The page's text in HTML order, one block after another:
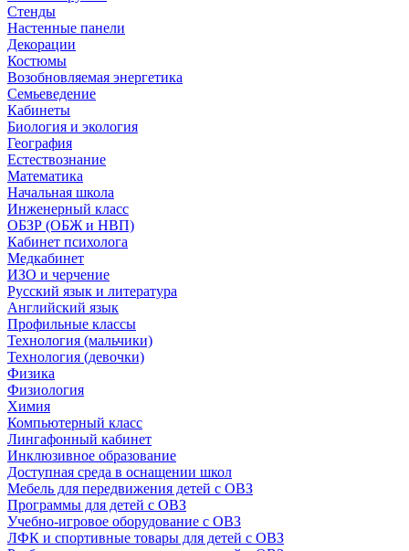
Стенды
Настенные панели
Декорации
Костюмы
Возобновляемая энергетика
Семьеведение
Кабинеты
Биология и экология
География
Естествознание
Математика
Начальная школа
Инженерный класс
ОБЗР (ОБЖ и НВП)
Кабинет психолога
Медкабинет
ИЗО и черчение
Русский язык и литература
Английский язык
Профильные классы
Технология (мальчики)
Технология (девочки)
Физика
Физиология
Химия
Компьютерный класс
Лингафонный кабинет
Инклюзивное образование
Доступная среда в оснащении школ
Мебель для передвижения детей с ОВЗ
Программы для детей с ОВЗ
Учебно-игровое оборудование с ОВЗ
ЛФК и спортивные товары для детей с ОВЗ